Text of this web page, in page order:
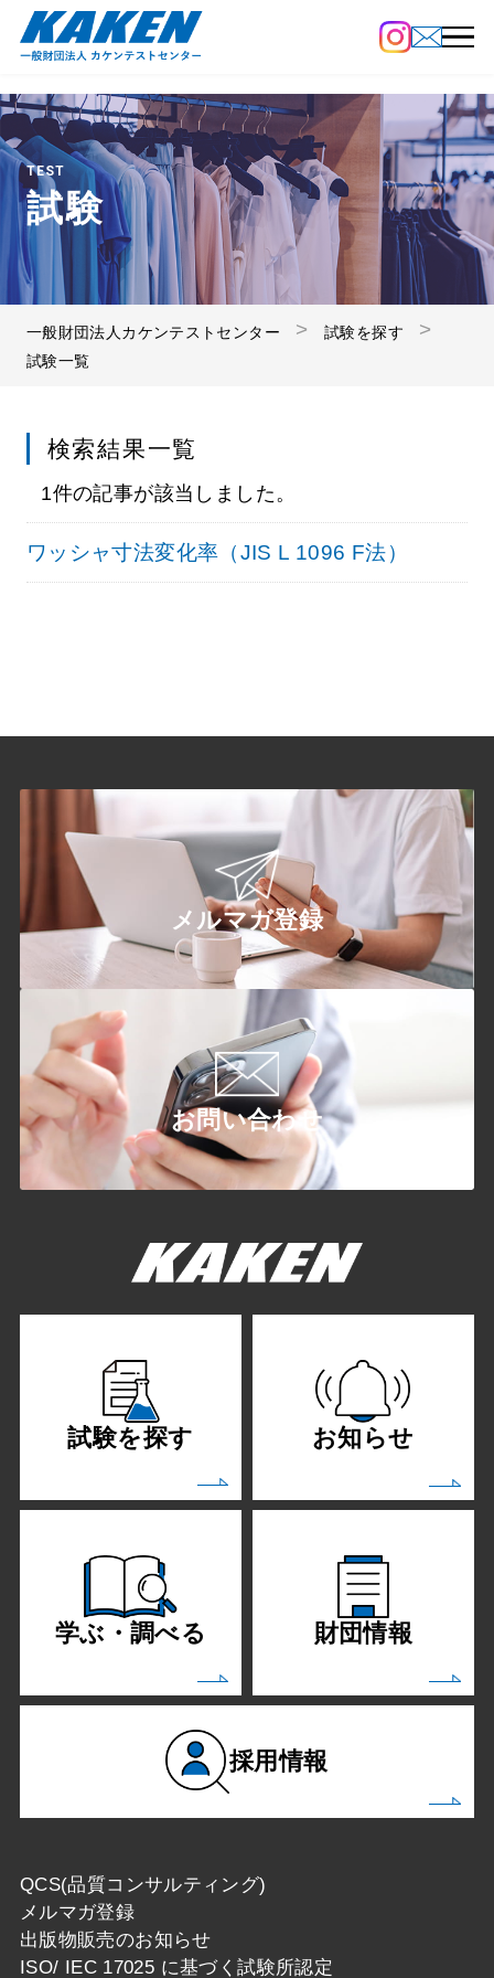
TEST
試験
一般財団法人カケンテストセンター
試験を探す
試験一覧
検索結果一覧
1件の記事が該当しました。
ワッシャ寸法変化率（JIS L 1096 F法）
メルマガ登録
お問い合わせ
試験を探す お知らせ
学ぶ・調べる 財団情報
採用情報
QCS(品質コンサルティング)
メルマガ登録
出版物販売のお知らせ
ISO/ IEC 17025 に基づく試験所認定